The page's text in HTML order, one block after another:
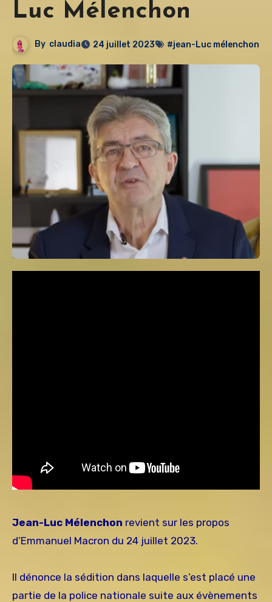
Luc Mélenchon
By claudia 24 juillet 2023 #jean-Luc mélenchon
Jean-Luc Mélenchon revient sur les propos
d’Emmanuel Macron du 24 juillet 2023.
Il dénonce la sédition dans laquelle s’est placé une
partie de la police nationale suite aux évènements